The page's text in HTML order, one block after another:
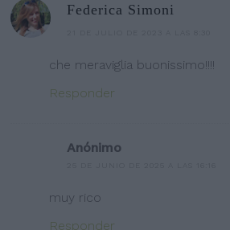
Federica Simoni
che meraviglia buonissimo!!!!
Responder
Anónimo
muy rico
Responder